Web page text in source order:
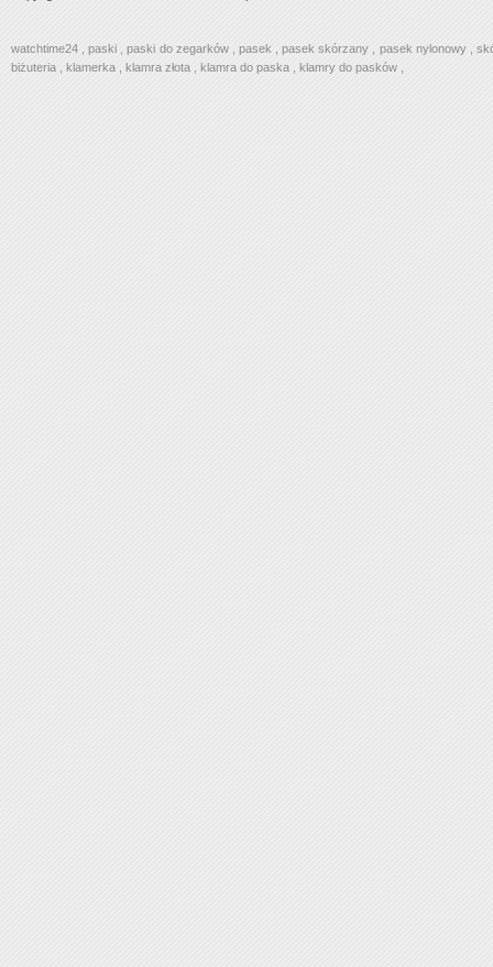
watchtime24 ,paski ,paski do zegarków, pasek ,pasek skórzany pasek nylonowy,
biżuteria
klamerka klamra złota klamra do paska klamry do pasków